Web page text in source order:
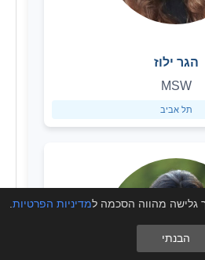
הגר ילוז
MSW
תל אביב
מהווה הסכמה למדיניות הפרטיות
הבנתי